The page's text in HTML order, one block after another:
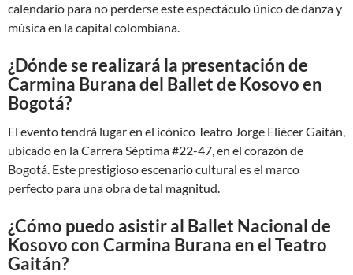
calendario para no perderse este espectáculo único de danza y
música en la capital colombiana.
¿Dónde se realizará la presentación de
Carmina Burana del Ballet de Kosovo en
Bogotá?
El evento tendrá lugar en el icónico Teatro Jorge Eliécer Gaitán,
ubicado en la Carrera Séptima #22-47, en el corazón de
Bogotá. Este prestigioso escenario cultural es el marco
perfecto para una obra de tal magnitud.
¿Cómo puedo asistir al Ballet Nacional de
Kosovo con Carmina Burana en el Teatro
Gaitán?